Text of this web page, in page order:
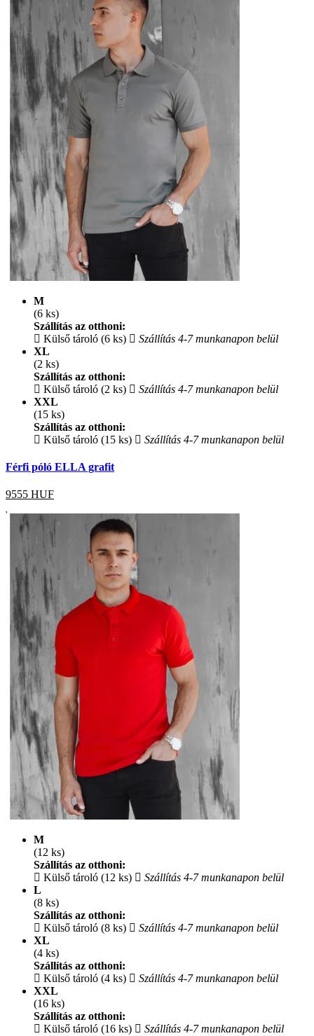
M
(6 ks)
Szállítás az otthoni:
Külső tároló (6 ks)
Szállítás 4-7 munkanapon belül
XL
(2 ks)
Szállítás az otthoni:
Külső tároló (2 ks)
Szállítás 4-7 munkanapon belül
XXL
(15 ks)
Szállítás az otthoni:
Külső tároló (15 ks)
Szállítás 4-7 munkanapon belül
Férfi póló ELLA grafit
9555 HUF
M
(12 ks)
Szállítás az otthoni:
Külső tároló (12 ks)
Szállítás 4-7 munkanapon belül
L
(8 ks)
Szállítás az otthoni:
Külső tároló (8 ks)
Szállítás 4-7 munkanapon belül
XL
(4 ks)
Szállítás az otthoni:
Külső tároló (4 ks)
Szállítás 4-7 munkanapon belül
XXL
(16 ks)
Szállítás az otthoni:
Külső tároló (16 ks)
Szállítás 4-7 munkanapon belül